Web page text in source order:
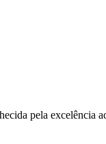
pela excelência